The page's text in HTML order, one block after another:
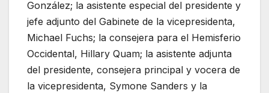
González; la asistente especial del presidente y
jefe adjunto del Gabinete de la vicepresidenta,
Michael Fuchs; la consejera para el Hemisferio
Occidental, Hillary Quam; la asistente adjunta
del presidente, consejera principal y vocera de
la vicepresidenta, Symone Sanders y la